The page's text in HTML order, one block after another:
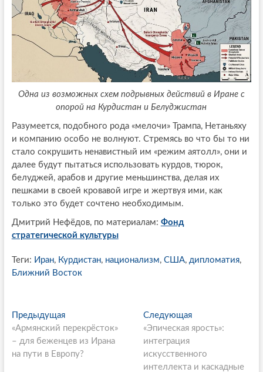
Одна из возможных схем подрывных действий в Иране с
опорой на Курдистан и Белуджистан
Разумеется, подобного рода «мелочи» Трампа, Нетаньяху
и компанию особо не волнуют. Стремясь во что бы то ни
стало сокрушить ненавистный им «режим аятолл», они и
далее будут пытаться использовать курдов, тюрок,
белуджей, арабов и другие меньшинства, делая их
пешками в своей кровавой игре и жертвуя ими, как
только это будет сочтено необходимым.
Дмитрий Нефёдов, по материалам: Фонд
стратегической культуры
Теги: Иран, Курдистан, национализм, США, дипломатия,
Ближний Восток
P
o
s
ПредыдущаяП
р
е
д
«Армянский перекрёсток»
– для беженцев из Ирана
на пути в Европу?
Следующая
л
д
у
«Эпическая ярость»:
интеграция
искусственного
интеллекта и каскадные